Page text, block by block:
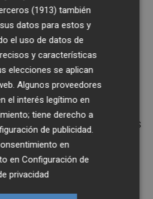
la remodelación
avenida Ferrandis
del Segon Molí, la
la tarjeta ciudadana, la
de Abastos o la
Central y del
"Castelló suma más
en fondos europeos
han sido los
en intervenir,
(1913) también
datos para estos y
el uso de datos de
y características
elecciones se aplican
Algunos proveedores
el interés legítimo en
tiene derecho a
de publicidad.
en
enConfiguración de
privacidad